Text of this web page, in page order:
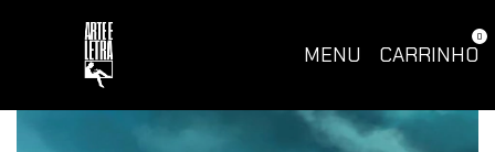
MENU CARRINHO
0